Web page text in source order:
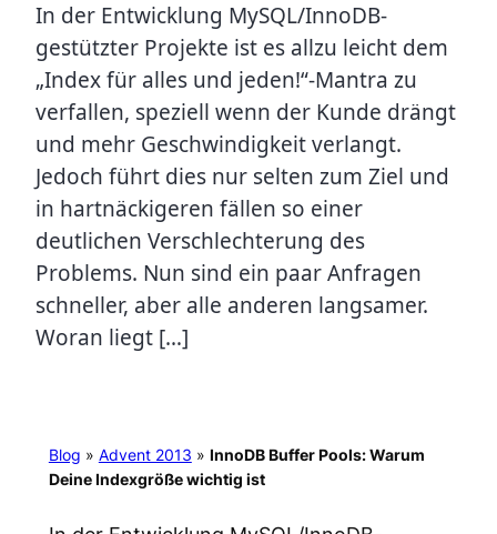
In der Entwicklung MySQL/InnoDB-
gestützter Projekte ist es allzu leicht dem
„Index für alles und jeden!“-Mantra zu
verfallen, speziell wenn der Kunde drängt
und mehr Geschwindigkeit verlangt.
Jedoch führt dies nur selten zum Ziel und
in hartnäckigeren fällen so einer
deutlichen Verschlechterung des
Problems. Nun sind ein paar Anfragen
schneller, aber alle anderen langsamer.
Woran liegt […]
Blog » Advent 2013 » InnoDB Buffer Pools: Warum
Deine Indexgröße wichtig ist